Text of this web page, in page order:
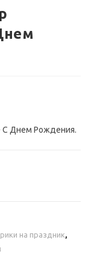
С Днем Рождения.
на праздник,